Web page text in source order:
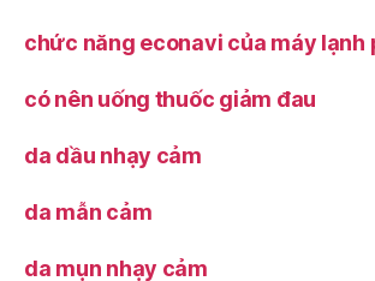
chức năng econavi của máy lạnh
có nên uống thuốc giảm đau
da dầu nhạy cảm
da mẫn cảm
da mụn nhạy cảm